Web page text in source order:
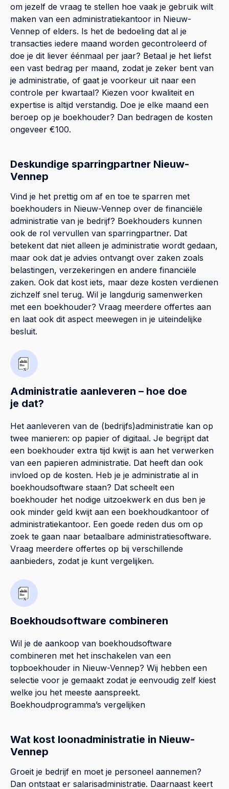
om jezelf de vraag te stellen hoe vaak je gebruik wilt
maken van een administratiekantoor in Nieuw-
Vennep of elders. Is het de bedoeling dat al je
transacties iedere maand worden gecontroleerd of
doe je dit liever éénmaal per jaar? Betaal je het liefst
een vast bedrag per maand, zodat je zeker bent van
je administratie, of gaat je voorkeur uit naar een
controle per kwartaal? Kiezen voor kwaliteit en
expertise is altijd verstandig. Doe je elke maand een
beroep op je boekhouder? Dan bedragen de kosten
ongeveer €100.
Deskundige sparringpartner Nieuw-
Vennep
Vind je het prettig om af en toe te sparren met
boekhouders in Nieuw-Vennep over de financiële
administratie van je bedrijf? Boekhouders kunnen
ook de rol vervullen van sparringpartner. Dat
betekent dat niet alleen je administratie wordt gedaan,
maar ook dat je advies ontvangt over zaken zoals
belastingen, verzekeringen en andere financiële
zaken. Ook dat kost iets, maar deze kosten verdienen
zichzelf snel terug. Wil je langdurig samenwerken
met een boekhouder? Vraag meerdere offertes aan
en laat ook dit aspect meewegen in je uiteindelijke
besluit.
Administratie aanleveren – hoe doe
je dat?
Het aanleveren van de (bedrijfs)administratie kan op
twee manieren: op papier of digitaal. Je begrijpt dat
een boekhouder extra tijd kwijt is aan het verwerken
van een papieren administratie. Dat heeft dan ook
invloed op de kosten. Heb je je administratie al in
boekhoudsoftware staan? Dat scheelt een
boekhouder het nodige uitzoekwerk en dus ben je
ook minder geld kwijt aan een boekhoudkantoor of
administratiekantoor. Een goede reden dus om op
zoek te gaan naar betaalbare administratiesoftware.
Vraag meerdere offertes op bij verschillende
aanbieders, zodat je kunt vergelijken.
Boekhoudsoftware combineren
Wil je de aankoop van boekhoudsoftware
combineren met het inschakelen van een
topboekhouder in Nieuw-Vennep? Wij hebben een
selectie voor je gemaakt zodat je eenvoudig zelf kiest
welke jou het meeste aanspreekt.
Boekhoudprogramma’s vergelijken
Wat kost loonadministratie in Nieuw-
Vennep
Groeit je bedrijf en moet je personeel aannemen?
Dan ontstaat er salarisadministratie. Daarnaast keert